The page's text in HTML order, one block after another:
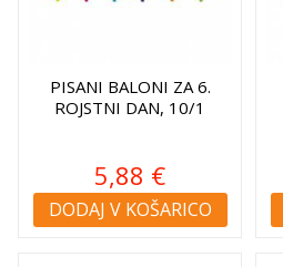
PISANI BALONI ZA 6.
ROJSTNI DAN, 10/1
5,88 €
DODAJ V KOŠARICO